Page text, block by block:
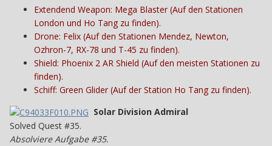
Extendend Weapon: Mega Blaster (Auf den Stationen
London und Ho Tang zu finden).
Drone: Felix (Auf den Stationen Mendez, Newton,
Ozhron-7, RX-78 und T-45 zu finden).
Shield: Phoenix 2 AR Shield (Auf den meisten Stationen zu
finden).
Schiff: Green Glider (Auf der Station Ho Tang zu finden).
Solar Division Admiral
Solved Quest #35.
Absolviere Aufgabe #35.